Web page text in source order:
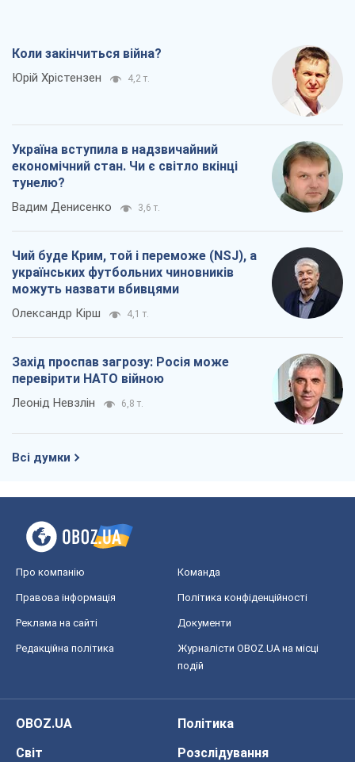
Коли закінчиться війна?
Юрій Хрістензен 4,2 т.
Україна вступила в надзвичайний
економічний стан. Чи є світло вкінці
тунелю?
Вадим Денисенко 3,6 т.
Чий буде Крим, той і переможе (NSJ), а
українських футбольних чиновників
можуть назвати вбивцями
Олександр Кірш 4,1 т.
Захід проспав загрозу: Росія може
перевірити НАТО війною
Леонід Невзлін 6,8 т.
Всі думки
Про компанію Команда
Правова інформація Політика конфіденційності
Реклама на сайті Документи
Редакційна політика
Журналісти OBOZ.UA на місці
подій
OBOZ.UA
Політика
Світ
Розслідування